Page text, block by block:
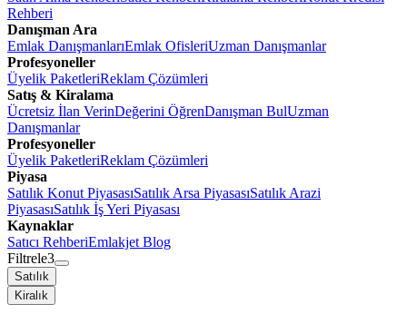
Rehberi
Danışman Ara
Emlak DanışmanlarıEmlak OfisleriUzman Danışmanlar
Profesyoneller
Üyelik PaketleriReklam Çözümleri
Satış & Kiralama
Ücretsiz İlan VerinDeğerini ÖğrenDanışman BulUzman
Danışmanlar
Profesyoneller
Üyelik PaketleriReklam Çözümleri
Piyasa
Satılık Konut PiyasasıSatılık Arsa PiyasasıSatılık Arazi
PiyasasıSatılık İş Yeri Piyasası
Kaynaklar
Satıcı RehberiEmlakjet Blog
Filtrele3
Satılık
Kiralık